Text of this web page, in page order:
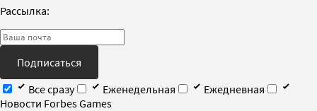
Рассылка:
Подписаться
Все сразу
Еженедельная
Ежедневная
Новости Forbes Games